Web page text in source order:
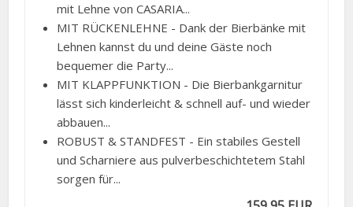
mit Lehne von CASARIA...
MIT RÜCKENLEHNE - Dank der Bierbänke mit
Lehnen kannst du und deine Gäste noch
bequemer die Party...
MIT KLAPPFUNKTION - Die Bierbankgarnitur
lässt sich kinderleicht & schnell auf- und wieder
abbauen...
ROBUST & STANDFEST - Ein stabiles Gestell
und Scharniere aus pulverbeschichtetem Stahl
sorgen für...